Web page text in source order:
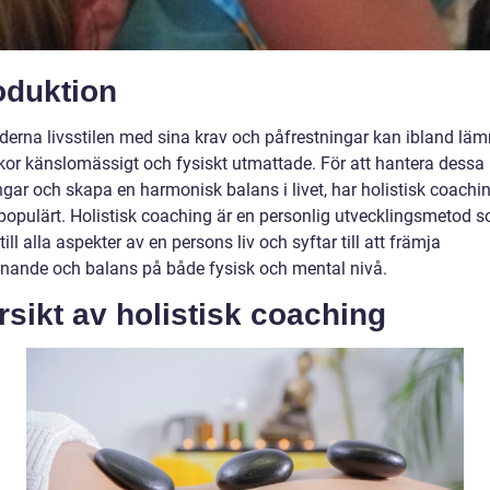
livsstilen med sina krav och påfrestningar kan ibland
känslomässigt och fysiskt utmattade. För att hantera dessa
och skapa en harmonisk balans i livet, har holistisk
Holistisk coaching är en personlig utvecklingsmetod
alla aspekter av en persons liv och syftar till att främja
och balans på både fysisk och mental nivå.
av holistisk coaching